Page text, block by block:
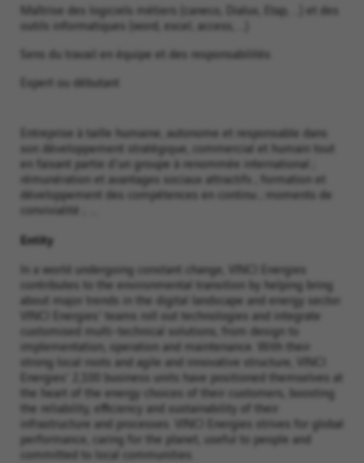
Maîtrise des logiciels métiers (caneco, Dialux, Etap, ...) et des
outils informatiques (word, excel, access, ...)
Sens du travail en équipe et des responsabilités
Expert ou débutant
Entreprise à taille humaine, autonome et responsable dans
son développement stratégique, commercial et humain tout
en faisant partie d'un groupe à renommée international ;
rémunération et avantages sociaux attractifs ; formation et
développement des compétences en continu ; moments de
convivialité ; ....
Entity
In a world undergoing constant change, VINCI Energies
contributes to the environmental transition by helping bring
about major trends in the digital landscape and energy sector.
VINCI Energies' teams roll out technologies and integrate
customised multi-technical solutions, from design to
implementation, operation and maintenance. With their
strong local roots and agile and innovative structure, VINCI
Energies' 2,100 business units have positioned themselves at
the heart of the energy choices of their customers, boosting
the reliability, efficiency and sustainability of their
infrastructure and processes. VINCI Energies strives for global
performance, caring for the planet, useful to people and
committed to local communities.